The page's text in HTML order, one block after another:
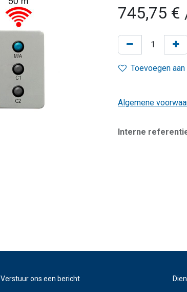
745,75 €
Toevoegen
Algemene
Interne
Verstuur ons een bericht